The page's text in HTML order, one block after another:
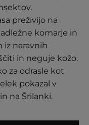
preživijo na
komarje in
iz naravnih
in neguje kožo.
za odrasle kot
pokazal v
na Šrilanki.